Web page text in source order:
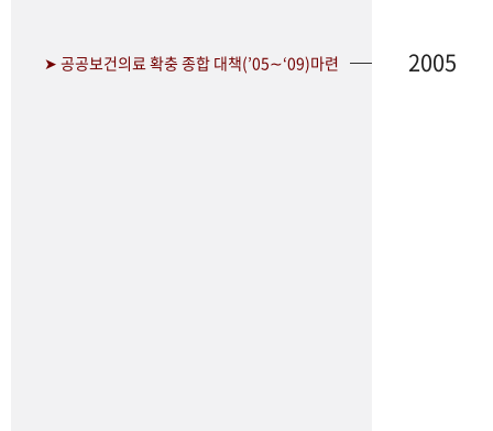
➤ 공공보건의료 확충 종합 대책(’05∼‘09)마련 2005